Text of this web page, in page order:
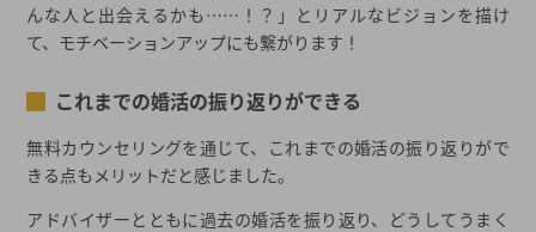
んな人と出会えるかも……！？」とリアルなビジョンを描け
て、モチベーションアップにも繋がります！
これまでの婚活の振り返りができる
無料カウンセリングを通じて、これまでの婚活の振り返りがで
きる点もメリットだと感じました。
アドバイザーとともに過去の婚活を振り返り、どうしてうまく